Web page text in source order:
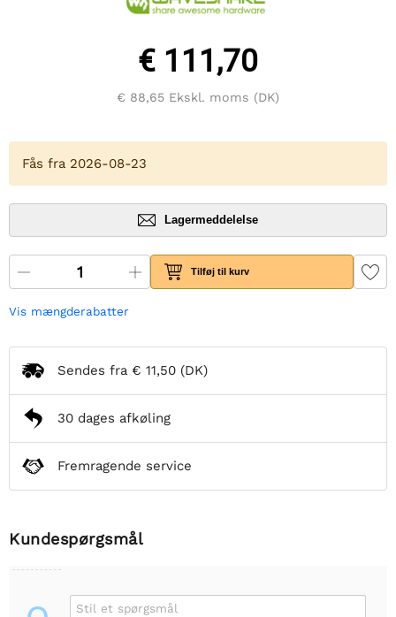
€ 111,70
€ 88,65 Ekskl. moms (DK)
Fås fra 2026-08-23
Lagermeddelelse
Tilføj til kurv
Vis mængderabatter
Sendes fra € 11,50 (DK)
30 dages afkøling
Fremragende service
Kundespørgsmål
Stil et spørgsmål